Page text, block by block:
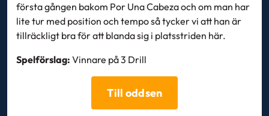
första gången bakom Por Una Cabeza och om man har
lite tur med position och tempo så tycker vi att han är
tillräckligt bra för att blanda sig i platsstriden här.
Spelförslag: Vinnare på 3 Drill
Till oddsen